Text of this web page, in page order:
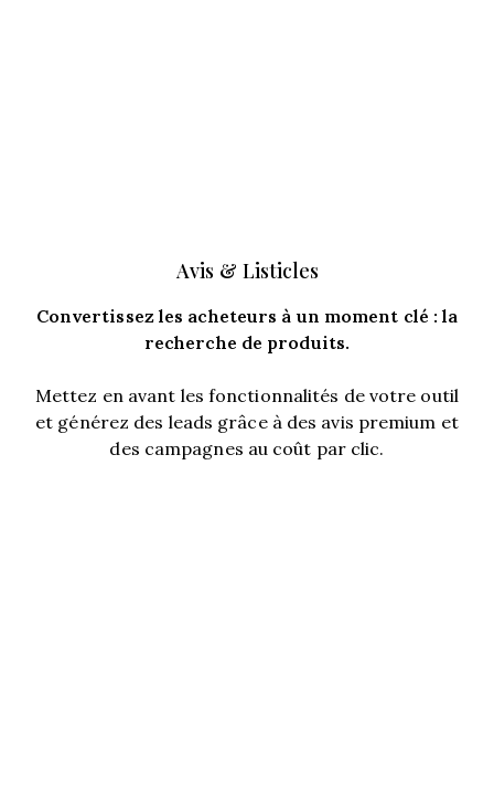
Avis & Listicles
Convertissez les acheteurs à un moment clé : la
recherche de produits.
Mettez en avant les fonctionnalités de votre outil
et générez des leads grâce à des avis premium et
des campagnes au coût par clic.